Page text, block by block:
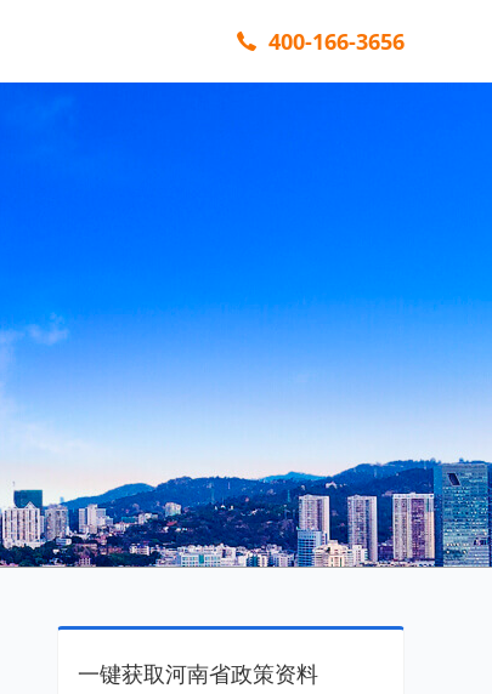
400-166-3656
一键获取河南省政策资料